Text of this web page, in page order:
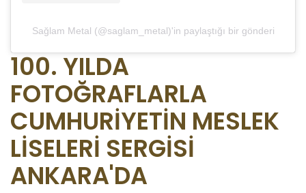
Sağlam Metal (@saglam_metal)'in paylaştığı bir gönderi
100. YILDA
FOTOĞRAFLARLA
CUMHURİYETİN MESLEK
LİSELERİ SERGİSİ
ANKARA'DA